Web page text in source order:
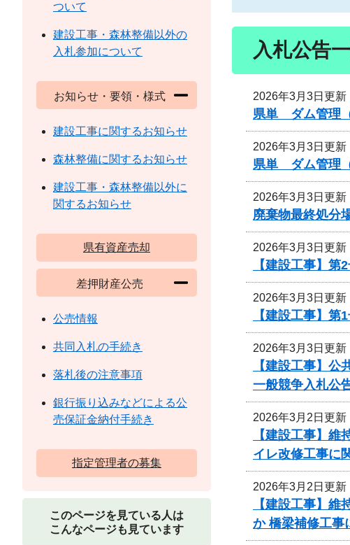
入札公告
2026年3月3日更新
県単 ダム管理
2026年3月3日更新
県単 ダム管理
2026年3月3日更新
廃棄物最終処分
2026年3月3日更新
【建設工事】
2026年3月3日更新
【建設工事】
2026年3月3日更新
【建設工事】
一般競争入札公
2026年3月2日更新
【建設工事】
イレ改修工事に
2026年3月2日更新
【建設工事】
か 橋梁補修工事
ついて
建設工事・森林整備以外の
入札参加について
お知らせ・要領・様式
建設工事に関するお知らせ
森林整備に関するお知らせ
建設工事・森林整備以外に
関するお知らせ
県有資産売却
差押財産公売
公売情報
共同入札の手続き
落札後の注意事項
銀行振り込みなどによる公
売保証金納付手続き
指定管理者の募集
このページを見ている人は
こんなページも見ています